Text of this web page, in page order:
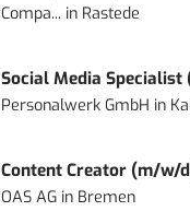
Compa... in Rastede
Social Media
Personalwerk GmbH in
Content Creator (m/w/
OAS AG in Bremen